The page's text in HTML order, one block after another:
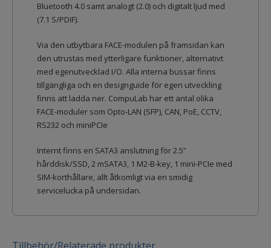
Bluetooth 4.0 samt analogt (2.0) och digitalt ljud med
(7.1 S/PDIF).
Via den utbytbara FACE-modulen på framsidan kan
den utrustas med ytterligare funktioner, alternativt
med egenutvecklad I/O. Alla interna bussar finns
tillgängliga och en designguide för egen utveckling
finns att ladda ner. CompuLab har ett antal olika
FACE-moduler som Opto-LAN (SFP), CAN, PoE, CCTV,
RS232 och miniPCIe
Internt finns en SATA3 anslutning för 2.5”
hårddisk/SSD, 2 mSATA3, 1 M2-B-key, 1 mini-PCIe med
SIM-korthållare, allt åtkomligt via en smidig
servicelucka på undersidan.